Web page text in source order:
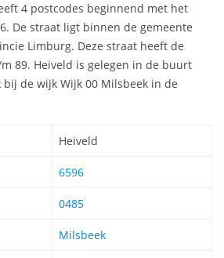
4 postcodes beginnend met het
De straat ligt binnen de gemeente
Limburg. Deze straat heeft de
89. Heiveld is gelegen in de buurt
de wijk Wijk 00 Milsbeek in de
Heiveld
6596
0485
Milsbeek